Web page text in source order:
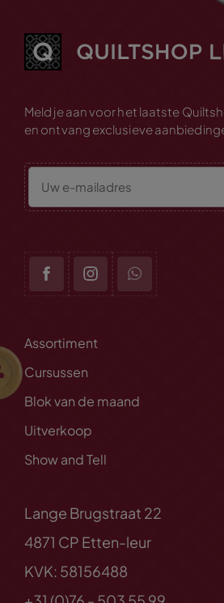
Meld je aan voor het laatste
en ontvang exclusieve
Assortiment
Cursussen
Blok van de maand
Uitverkoop
Show and Tell
Lange Brugstraat 22
4871 CP Etten-leur
KVK: 58156488